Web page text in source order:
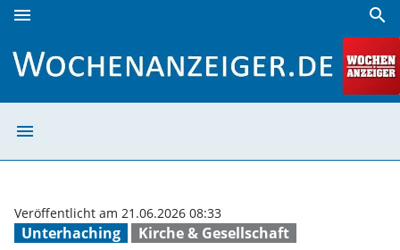
menu search
menu
Unterhaching Kirche & Gesellschaft
Veröffentlicht am 21.06.2026 08:33